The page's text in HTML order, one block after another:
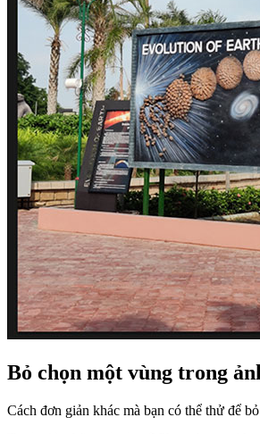
Bỏ chọn một vùng trong
Cách đơn giản khác mà bạn có thể thử để
Trước tiên, hãy mở cửa sổ Photoshop nơi
Nhấp chuột phải vào vùng đã chọn trên ảnh